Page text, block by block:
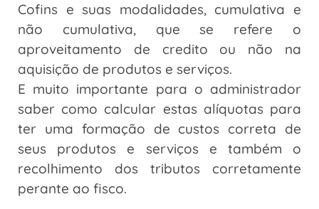
Cofins e suas modalidades, cumulativa e
não cumulativa, que se refere o
aproveitamento de credito ou não na
aquisição de produtos e serviços.
E muito importante para o administrador
saber como calcular estas alíquotas para
ter uma formação de custos correta de
seus produtos e serviços e também o
recolhimento dos tributos corretamente
perante ao fisco.